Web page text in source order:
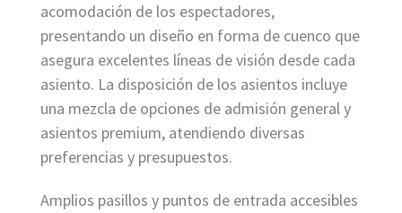
acomodación de los espectadores,
presentando un diseño en forma de cuenco que
asegura excelentes líneas de visión desde cada
asiento. La disposición de los asientos incluye
una mezcla de opciones de admisión general y
asientos premium, atendiendo diversas
preferencias y presupuestos.
Amplios pasillos y puntos de entrada accesibles